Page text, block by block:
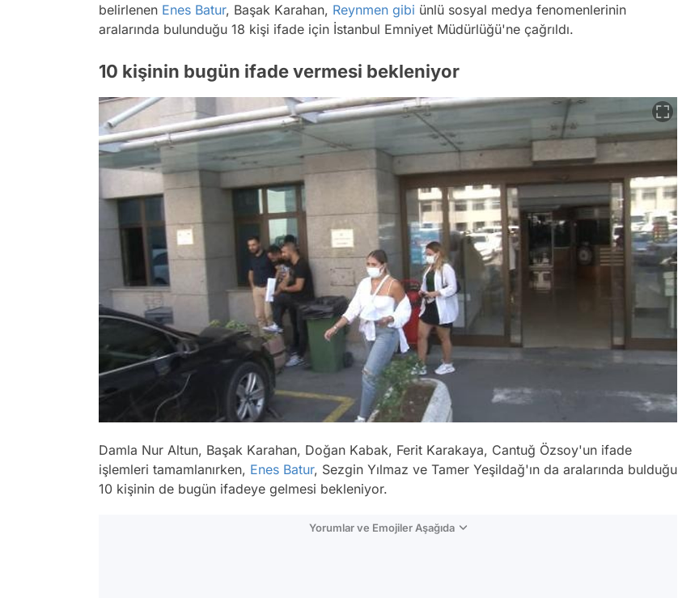
belirlenen Enes Batur, Başak Karahan, Reynmen gibi ünlü sosyal medya fenomenlerinin
aralarında bulunduğu 18 kişi ifade için İstanbul Emniyet Müdürlüğü'ne çağrıldı.
10 kişinin bugün ifade vermesi bekleniyor
Damla Nur Altun, Başak Karahan, Doğan Kabak, Ferit Karakaya, Cantuğ Özsoy'un ifade
işlemleri tamamlanırken, Enes Batur, Sezgin Yılmaz ve Tamer Yeşildağ'ın da aralarında bulduğu
10 kişinin de bugün ifadeye gelmesi bekleniyor.
Yorumlar ve Emojiler Aşağıda